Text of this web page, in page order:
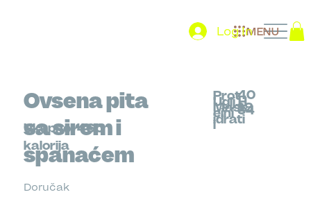
MENU
Log In
Ovsena pita
sa sirem i
spanaćem
Doručak
Ukupno
kalorija
460
Prot
eini
Uglj.H
idrati
40
Mast
i
34
18